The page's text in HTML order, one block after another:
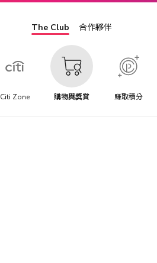
The Club 合作夥伴
Citi Zone 購物與獎賞 賺取積分